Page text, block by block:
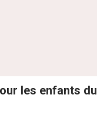
les enfants du